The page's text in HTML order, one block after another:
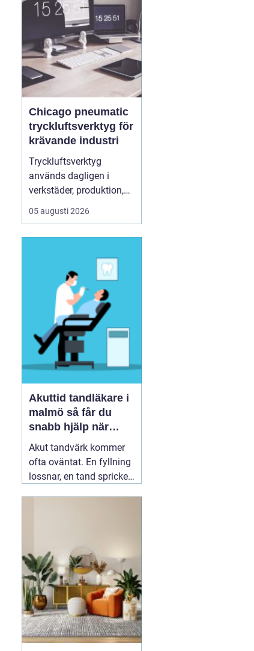
bistron och sportbarer
Chicago pneumatic
tryckluftsverktyg för
krävande industri
Tryckluftsverktyg
används dagligen i
verkstäder, produktion,
service och underhåll. De
ska leverera högt
säkra och ergonomiska
för användaren. Chicago
Pneumatic är ett av de
mest etablerade namnen
05 augusti 2026
Akuttid tandläkare i
malmö så får du
snabb hjälp när
tanden gör ont
Akut tandvärk kommer
ofta oväntat. En fyllning
lossnar, en tand spricker
enda fråga: Hur får jag
snabbt04 augusti 2026